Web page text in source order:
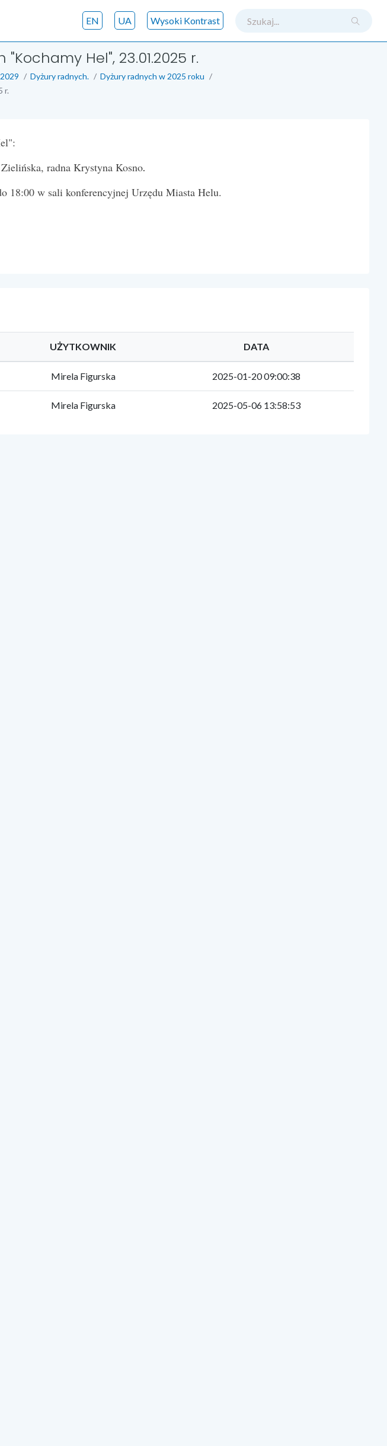
Wysoki Kontrast
UA
EN
Hel", 23.01.2025 r.
Dyżury radnych.
Dyżury radnych w 2025 roku
r.
radna Krystyna Kosno.
18:00 w sali konferencyjnej Urzędu Miasta Helu.
UŻYTKOWNIK DATA
Mirela Figurska 2025-01-20 09:00:38
Mirela Figurska 2025-05-06 13:58:53